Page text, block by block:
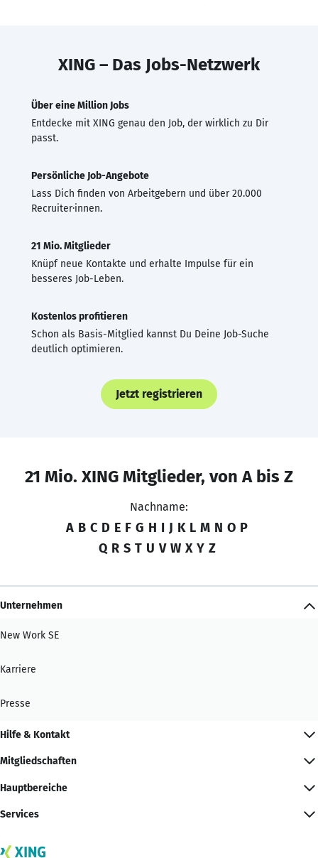
XING – Das Jobs-Netzwerk
Über eine Million Jobs
Entdecke mit XING genau den Job, der wirklich zu Dir
passt.
Persönliche Job-Angebote
Lass Dich finden von Arbeitgebern und über 20.000
Recruiter·innen.
21 Mio. Mitglieder
Knüpf neue Kontakte und erhalte Impulse für ein
besseres Job-Leben.
Kostenlos profitieren
Schon als Basis-Mitglied kannst Du Deine Job-Suche
deutlich optimieren.
Jetzt registrieren
21 Mio. XING Mitglieder, von A bis Z
Nachname:
A B C D E F G H I J K L M N O P
Q R S T U V W X Y Z
Unternehmen
New Work SE
Karriere
Presse
Hilfe & Kontakt
Mitgliedschaften
Hauptbereiche
Services